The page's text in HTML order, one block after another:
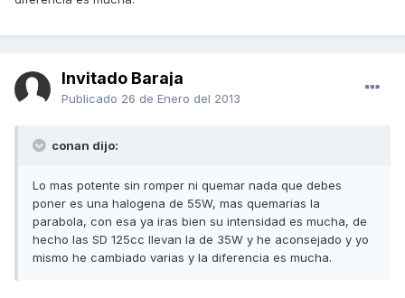
Invitado Baraja
Publicado 26 de Enero del 2013
conan dijo:
Lo mas potente sin romper ni quemar nada que debes
poner es una halogena de 55W, mas quemarias la
parabola, con esa ya iras bien su intensidad es mucha, de
hecho las SD 125cc llevan la de 35W y he aconsejado y yo
mismo he cambiado varias y la diferencia es mucha.